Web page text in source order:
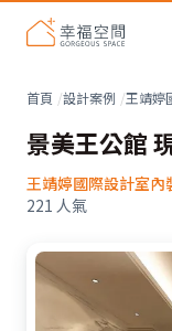
首頁 設計案例 王靖婷
景美王公館
王靖婷國際設計室內
221 人氣